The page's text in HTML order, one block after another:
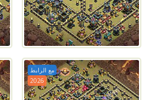
مع الرابط
2026